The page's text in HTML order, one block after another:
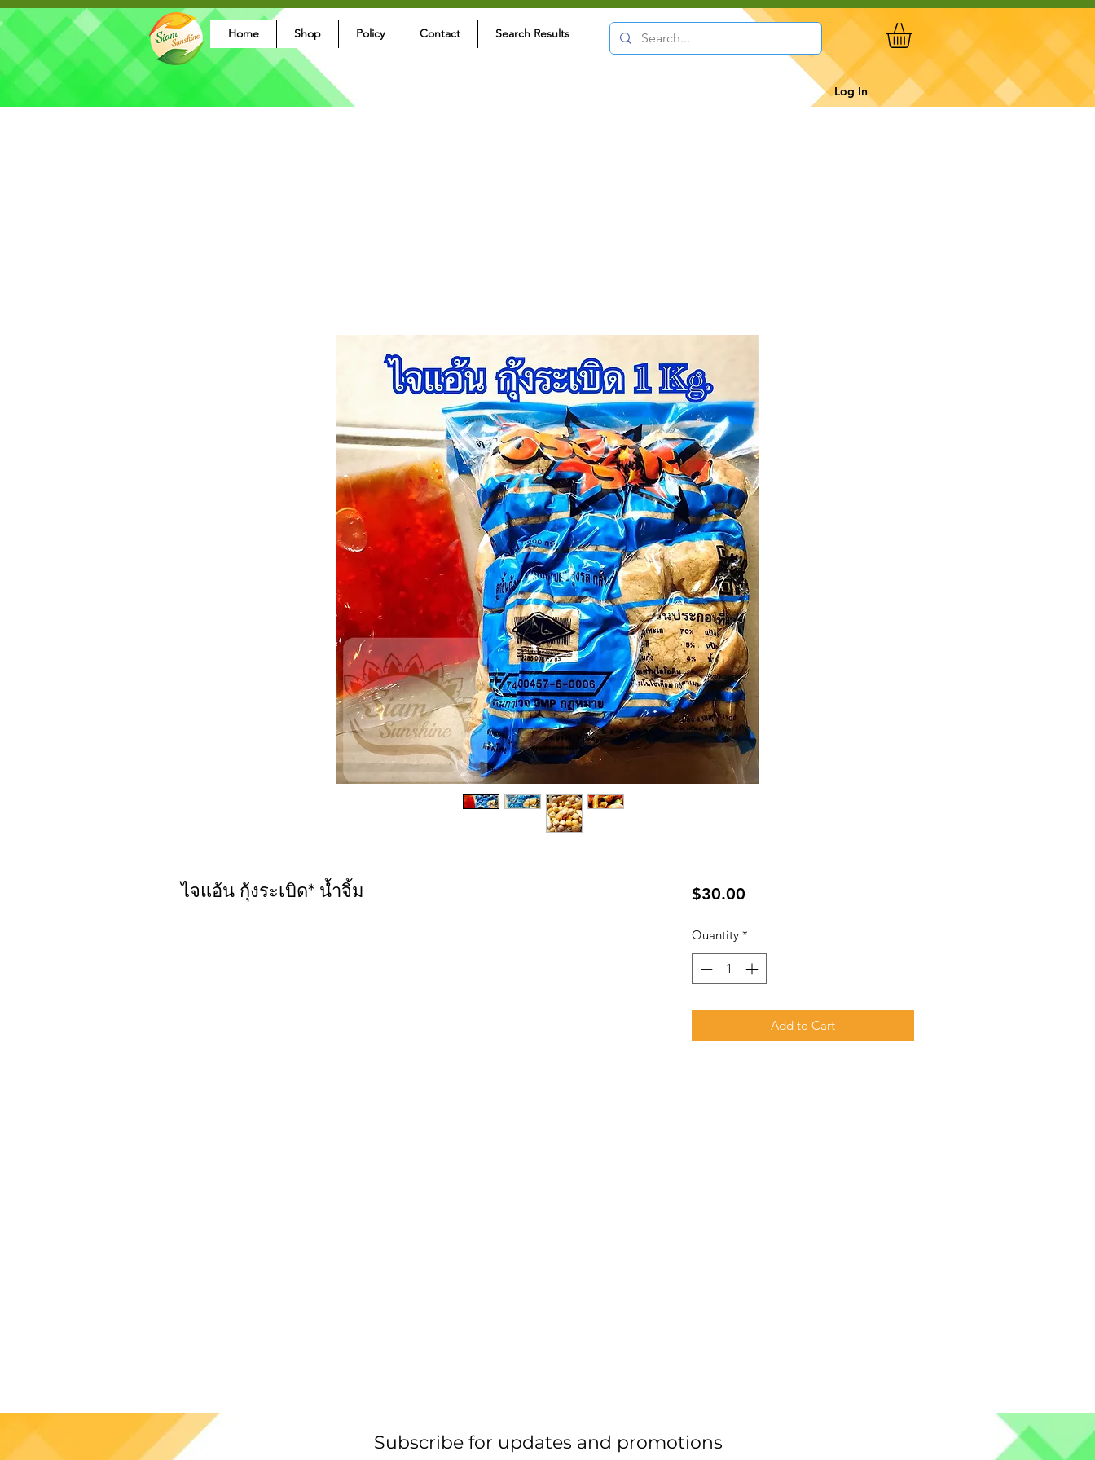
Home Shop Policy Contact Search Results
Log In
ไจแอ้น กุ้งระเบิด* น้ำจิ้ม $30.00Price
Quantity *
Add to Cart
Subscribe for updates and promotions